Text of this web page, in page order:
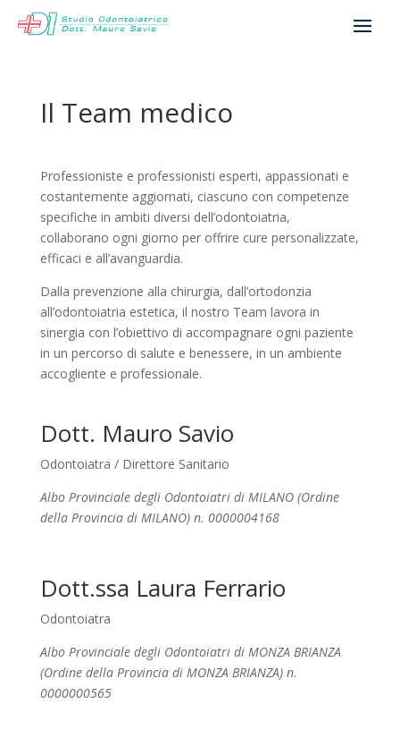
Il Team medico
Professioniste e professionisti esperti, appassionati e
costantemente aggiornati, ciascuno con competenze
specifiche in ambiti diversi dell’odontoiatria,
collaborano ogni giorno per offrire cure personalizzate,
efficaci e all’avanguardia.
Dalla prevenzione alla chirurgia, dall’ortodonzia
all’odontoiatria estetica, il nostro Team lavora in
sinergia con l’obiettivo di accompagnare ogni paziente
in un percorso di salute e benessere, in un ambiente
accogliente e professionale.
Dott. Mauro Savio
Odontoiatra / Direttore Sanitario
Albo Provinciale degli Odontoiatri di MILANO (Ordine
della Provincia di MILANO) n. 0000004168
Dott.ssa Laura Ferrario
Odontoiatra
Albo Provinciale degli Odontoiatri di MONZA BRIANZA
(Ordine della Provincia di MONZA BRIANZA) n.
0000000565